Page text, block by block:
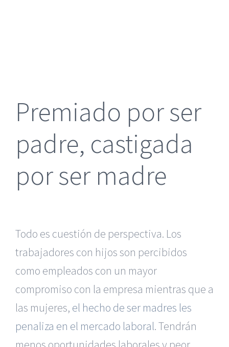
Premiado por ser
padre, castigada
por ser madre
Todo es cuestión de perspectiva. Los
trabajadores con hijos son percibidos
como empleados con un mayor
compromiso con la empresa mientras que a
las mujeres, el hecho de ser madres les
penaliza en el mercado laboral. Tendrán